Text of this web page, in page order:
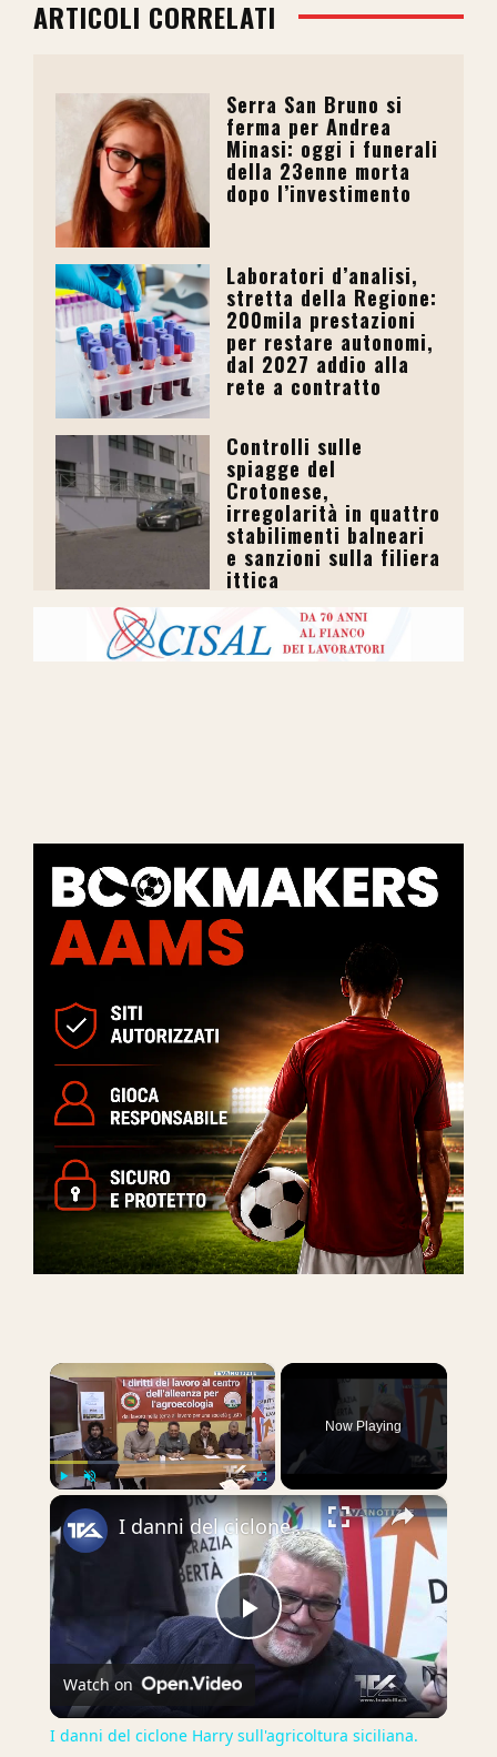
ARTICOLI CORRELATI
Serra San Bruno si
ferma per Andrea
Minasi: oggi i funerali
della 23enne morta
dopo l’investimento
Laboratori d’analisi,
stretta della Regione:
200mila prestazioni
per restare autonomi,
dal 2027 addio alla
rete a contratto
Controlli sulle
spiagge del
Crotonese,
irregolarità in quattro
stabilimenti balneari
e sanzioni sulla filiera
ittica
×
Fullscreen
Now Playing
×
Play
Video
I danni del ciclone Harry sull'agricoltura siciliana. Oggi, a Catania, incontro a cura del Sifus
Watch on
I danni del ciclone Harry sull'agricoltura siciliana.